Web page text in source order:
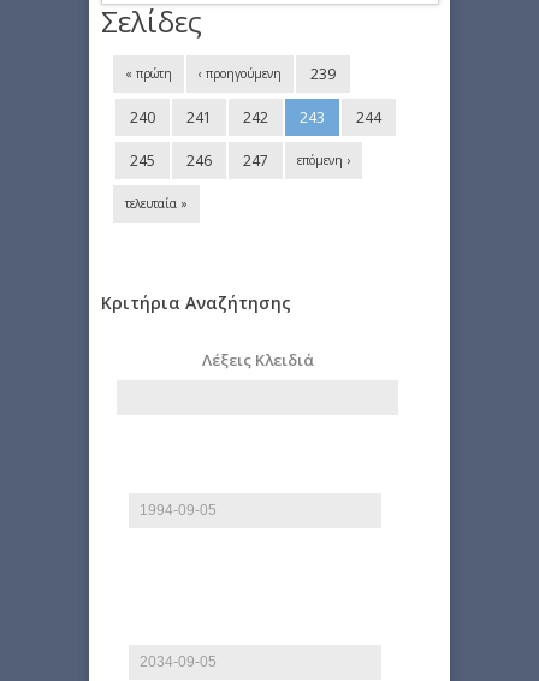
Σελίδες
« πρώτη ‹ προηγούμενη 239
240 241 242 243 244
245 246 247 επόμενη ›
τελευταία »
Κριτήρια Αναζήτησης
Λέξεις Κλειδιά